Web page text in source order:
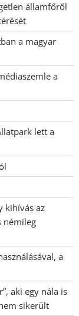
államfőről
a magyar
a
lett a
kihívás az
némileg
a
aki egy nála is
sikerült